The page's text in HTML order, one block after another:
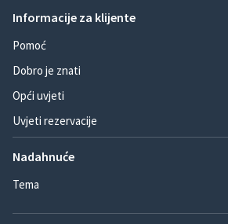
Informacije za klijente
Pomoć
Dobro je znati
Opći uvjeti
Uvjeti rezervacije
Nadahnuće
Tema